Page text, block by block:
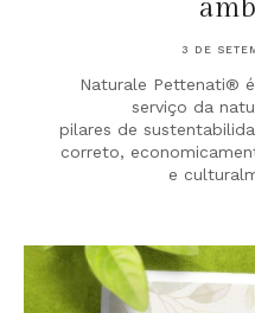
3 DE
Naturale Pettenati®
serviço da
pilares de
correto,
e